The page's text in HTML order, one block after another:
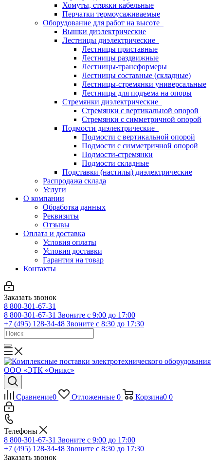
Хомуты, стяжки кабельные
Перчатки термоусаживаемые
Оборудование для работ на высоте
Вышки диэлектрические
Лестницы диэлектрические
Лестницы приставные
Лестницы раздвижные
Лестницы-трансформеры
Лестницы составные (складные)
Лестницы-стремянки универсальные
Лестницы для подъема на опоры
Стремянки диэлектрические
Стремянки с вертикальной опорой
Стремянки с симметричной опорой
Подмости диэлектрические
Подмости с вертикальной опорой
Подмости с симметричной опорой
Подмости-стремянки
Подмости складные
Подставки (настилы) диэлектрические
Распродажа склада
Услуги
О компании
Обработка данных
Реквизиты
Отзывы
Оплата и доставка
Условия оплаты
Условия доставки
Гарантия на товар
Контакты
Заказать звонок
8 800-301-67-31
8 800-301-67-31 Звоните с 9:00 до 17:00
+7 (495) 128-34-48 Звоните с 8:30 до 17:30
Сравнение0 Отложенные 0 Корзина0 0
Телефоны
8 800-301-67-31 Звоните с 9:00 до 17:00
+7 (495) 128-34-48 Звоните с 8:30 до 17:30
Заказать звонок